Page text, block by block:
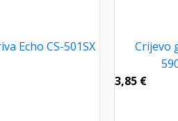
Echo CS-501SX
Crijevo
3,85 €